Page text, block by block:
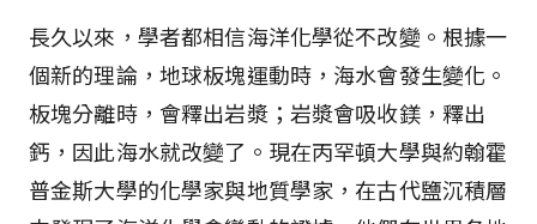
長久以來，學者都相信海洋化學從不改變。根據一
個新的理論，地球板塊運動時，海水會發生變化。
板塊分離時，會釋出岩漿；岩漿會吸收鎂，釋出
鈣，因此海水就改變了。現在丙罕頓大學與約翰霍
普金斯大學的化學家與地質學家，在古代鹽沉積層